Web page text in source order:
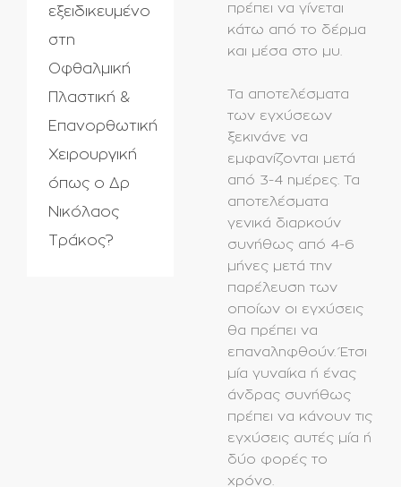
πρέπει να γίνεται
κάτω από το δέρμα
και μέσα στο μυ.
Τα αποτελέσματα
των εγχύσεων
ξεκινάνε να
εμφανίζονται μετά
από 3-4 ημέρες. Τα
αποτελέσματα
γενικά διαρκούν
συνήθως από 4-6
μήνες μετά την
παρέλευση των
οποίων οι εγχύσεις
θα πρέπει να
επαναληφθούν. Έτσι
μία γυναίκα ή ένας
άνδρας συνήθως
πρέπει να κάνουν τις
εγχύσεις αυτές μία ή
δύο φορές το
χρόνο.
εξειδικευμένο
στη
Οφθαλμική
Πλαστική &
Επανορθωτική
Χειρουργική
όπως ο Δρ
Νικόλαος
Τράκος?